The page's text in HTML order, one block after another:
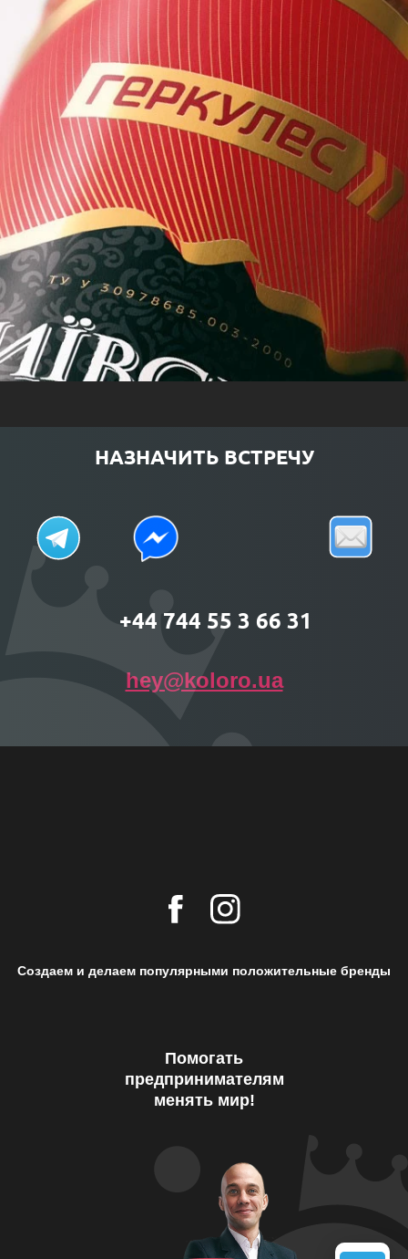
НАЗНАЧИТЬ ВСТРЕЧУ
+44 744 55 3 66 31
hey@koloro.ua
Создаем и делаем популярными положительные бренды
Помогать
предпринимателям
менять мир!